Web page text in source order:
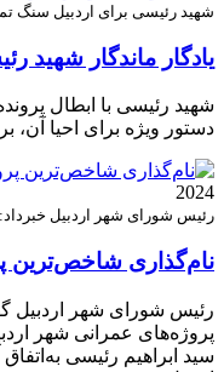
شهید رئیسی برای اردبیل سنگ
یادگار ماندگار شهید
شهید رئیسی با ابطال
دستور ویژه برای احیا آن،
2024
رئیس شورای شهر اردبیل خبرداد:
نام‌گذاری شاخص‌ترین
رئیس شورای شهر اردبیل
پروژه‌های عمرانی شهر
سید ابراهیم رئیسی